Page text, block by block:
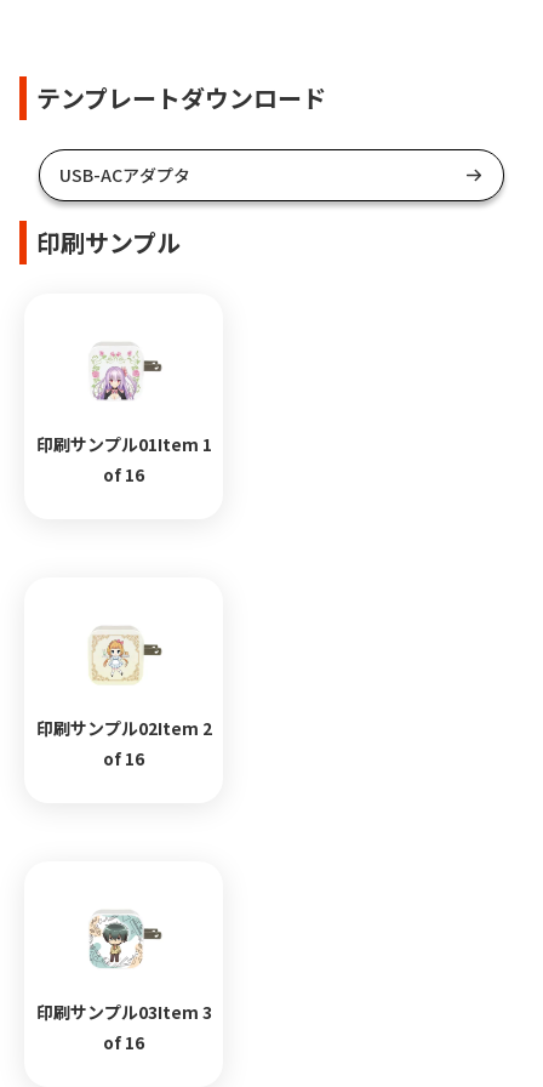
テンプレートダウンロード
USB-ACアダプタ
印刷サンプル
印刷サンプル01Item 1
of 16
印刷サンプル02Item 2
of 16
印刷サンプル03Item 3
of 16